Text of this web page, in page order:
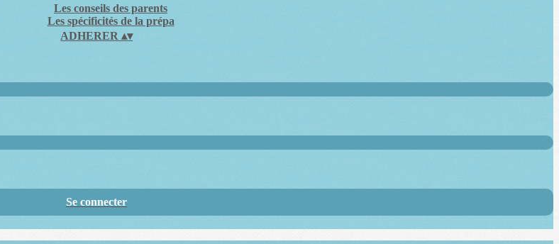
Les conseils des parents
Les spécificités de la prépa
ADHERER ▴▾
Se connecter